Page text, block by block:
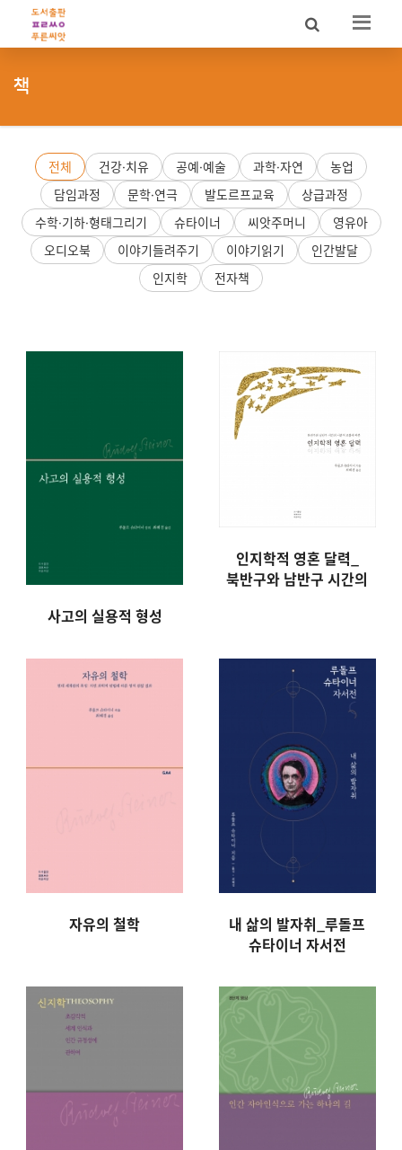
책
전체 건강·치유 공예·예술 과학·자연
농업
담임과정
문학·연극 발도르프교육
상급과정
수학·기하·형태그리기
슈타이너 씨앗주머니
영유아
오디오북
이야기들려주기 이야기읽기
인간발달
인지학
전자책
사고의 실용적 형성
인지학적 영혼 달력_
북반구와 남반구 시간의
자유의 철학
내 삶의 발자취_루돌프
슈타이너 자서전